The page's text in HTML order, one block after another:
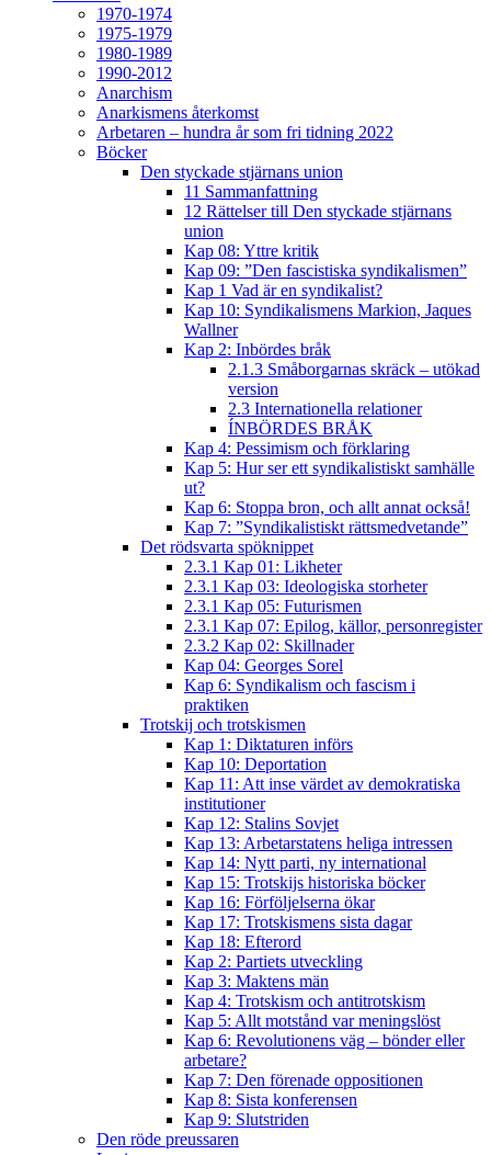
1970-1974
1975-1979
1980-1989
1990-2012
Anarchism
Anarkismens återkomst
Arbetaren – hundra år som fri tidning 2022
Böcker
Den styckade stjärnans union
11 Sammanfattning
12 Rättelser till Den styckade stjärnans
union
Kap 08: Yttre kritik
Kap 09: ”Den fascistiska syndikalismen”
Kap 1 Vad är en syndikalist?
Kap 10: Syndikalismens Markion, Jaques
Wallner
Kap 2: Inbördes bråk
2.1.3 Småborgarnas skräck – utökad
version
2.3 Internationella relationer
ÍNBÖRDES BRÅK
Kap 4: Pessimism och förklaring
Kap 5: Hur ser ett syndikalistiskt samhälle
ut?
Kap 6: Stoppa bron, och allt annat också!
Kap 7: ”Syndikalistiskt rättsmedvetande”
Det rödsvarta spöknippet
2.3.1 Kap 01: Likheter
2.3.1 Kap 03: Ideologiska storheter
2.3.1 Kap 05: Futurismen
2.3.1 Kap 07: Epilog, källor, personregister
2.3.2 Kap 02: Skillnader
Kap 04: Georges Sorel
Kap 6: Syndikalism och fascism i
praktiken
Trotskij och trotskismen
Kap 1: Diktaturen införs
Kap 10: Deportation
Kap 11: Att inse värdet av demokratiska
institutioner
Kap 12: Stalins Sovjet
Kap 13: Arbetarstatens heliga intressen
Kap 14: Nytt parti, ny international
Kap 15: Trotskijs historiska böcker
Kap 16: Förföljelserna ökar
Kap 17: Trotskismens sista dagar
Kap 18: Efterord
Kap 2: Partiets utveckling
Kap 3: Maktens män
Kap 4: Trotskism och antitrotskism
Kap 5: Allt motstånd var meningslöst
Kap 6: Revolutionens väg – bönder eller
arbetare?
Kap 7: Den förenade oppositionen
Kap 8: Sista konferensen
Kap 9: Slutstriden
Den röde preussaren